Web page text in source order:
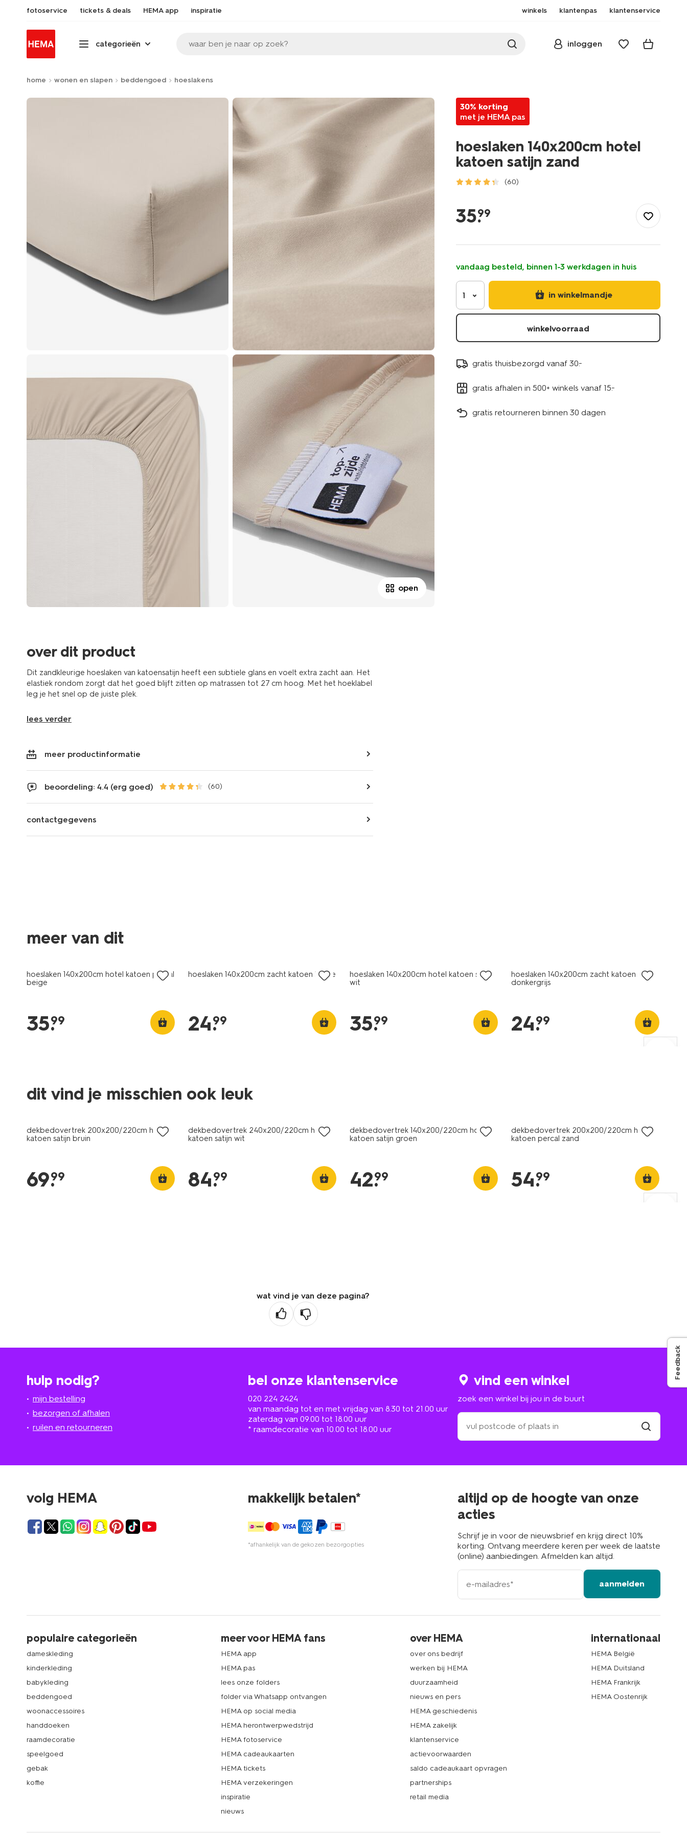
fotoservice tickets & deals HEMA app inspiratie winkels klantenpas klantenservice
categorieën waar ben je naar op zoek? inloggen
home wonen en slapen beddengoed hoeslakens
open
over dit product
Dit zandkleurige hoeslaken van katoensatijn heeft een subtiele glans en voelt extra zacht aan. Het
elastiek rondom zorgt dat het goed blijft zitten op matrassen tot 27 cm hoog. Met het hoeklabel
leg je het snel op de juiste plek.
lees verder
meer productinformatie
beoordeling: 4.4 (erg goed) (60)
contactgegevens
30% korting
met je HEMA pas
hoeslaken 140x200cm hotel
katoen satijn zand
(60)
140x200cm-
5190102.html
35.
99
vandaag besteld, binnen 1-3 werkdagen in huis
1 in winkelmandje
winkelvoorraad
gratis thuisbezorgd vanaf 30.-
gratis afhalen in 500+ winkels vanaf 15.-
gratis retourneren binnen 30 dagen
meer van dit
30% korting
hoeslaken 140x200cm hotel katoen percal
beige
35.
99
hoeslaken 140x200cm zacht katoen beige
24.
99
hoeslaken 140x200cm hotel katoen satijn
wit
35.
99
hoeslaken 140x200cm zacht katoen
donkergrijs
24.
99
dit vind je misschien ook leuk
30% korting
met je HEMA pas
dekbedovertrek 200x200/220cm hotel
katoen satijn bruin
69.
99
30% korting
dekbedovertrek 240x200/220cm hotel
katoen satijn wit
84.
99
dekbedovertrek 140x200/220cm hotel
katoen satijn groen
42.
99
dekbedovertrek 200x200/220cm hotel
katoen percal zand
54.
99
wat vind je van deze pagina?
hulp nodig?
mijn bestelling
bezorgen of afhalen
ruilen en retourneren
bel onze klantenservice
020 224 2424
van maandag tot en met vrijdag van 8.30 tot 21.00 uur
zaterdag van 09.00 tot 18.00 uur
* raamdecoratie van 10.00 tot 18.00 uur
vind een winkel
zoek een winkel bij jou in de buurt
zoek
een
winkel
in
volg HEMA makkelijk betalen*
*afhankelijk van de gekozen bezorgopties
altijd op de hoogte van onze
acties
Schrijf je in voor de nieuwsbrief en krijg direct 10%
korting. Ontvang meerdere keren per week de laatste
(online) aanbiedingen. Afmelden kan altijd.
e-
mailadres
aanmelden
populaire categorieën
dameskleding
kinderkleding
babykleding
beddengoed
woonaccessoires
handdoeken
raamdecoratie
speelgoed
gebak
koffie
meer voor HEMA fans
HEMA app
HEMA pas
lees onze folders
folder via Whatsapp ontvangen
HEMA op social media
HEMA herontwerpwedstrijd
HEMA fotoservice
HEMA cadeaukaarten
HEMA tickets
HEMA verzekeringen
inspiratie
nieuws
over HEMA
over ons bedrijf
werken bij HEMA
duurzaamheid
nieuws en pers
HEMA geschiedenis
HEMA zakelijk
klantenservice
actievoorwaarden
saldo cadeaukaart opvragen
partnerships
retail media
internationaal
HEMA België
HEMA Duitsland
HEMA Frankrijk
HEMA Oostenrijk
Feedback